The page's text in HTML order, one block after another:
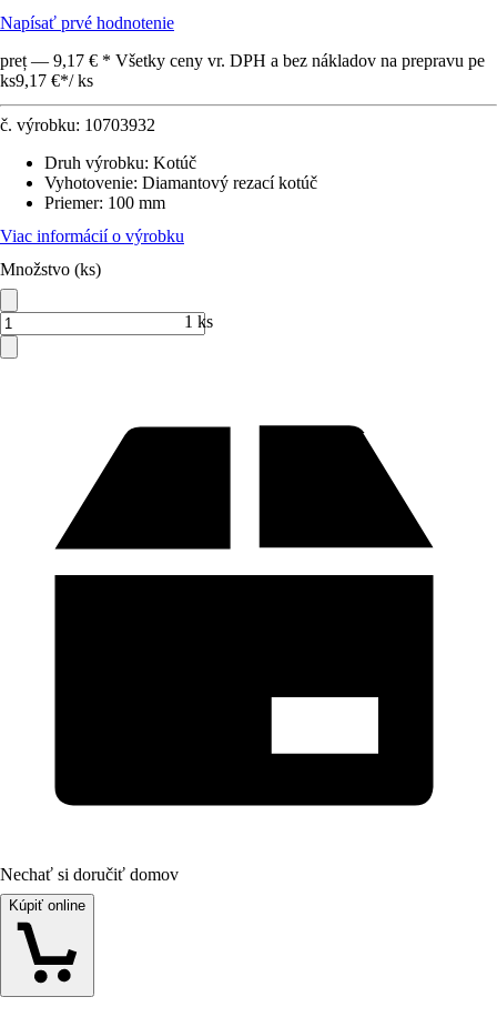
Napísať prvé hodnotenie
preț — 9,17 € * Všetky ceny vr. DPH a bez nákladov na prepravu pe
ks9,17 €*/ ks
č. výrobku: 10703932
Druh výrobku: Kotúč
Vyhotovenie: Diamantový rezací kotúč
Priemer: 100 mm
Viac informácií o výrobku
Množstvo (ks)
1 ks
Nechať si doručiť domov
Kúpiť online